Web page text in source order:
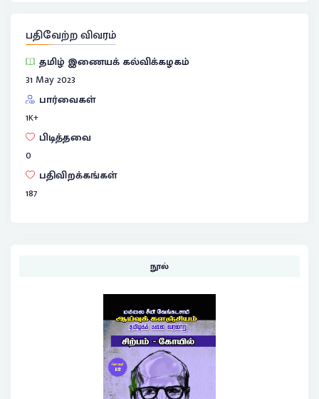
பதிவேற்ற விவரம்
தமிழ் இணையக் கல்விக்கழகம்
31 May 2023
பார்வைகள்
1K+
பிடித்தவை
0
பதிவிறக்கங்கள்
187
நூல்